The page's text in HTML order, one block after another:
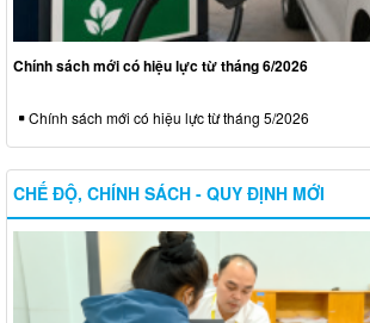
Chính sách mới có hiệu lực từ tháng 6/2026
Chính sách mới có hiệu lực từ tháng 5/2026
CHẾ ĐỘ, CHÍNH SÁCH - QUY ĐỊNH MỚI